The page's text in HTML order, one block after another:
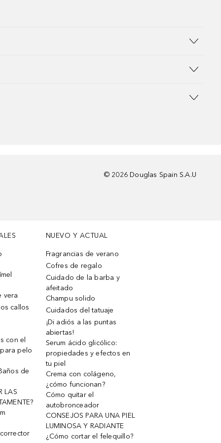
© 2026 Douglas Spain S.A.U
vera
callos
con el
pelo
de
LAS
NUEVO Y ACTUAL
Fragrancias de verano
Cofres de regalo
Cuidado de la barba y
afeitado
Champu solido
Cuidados del tatuaje
¡Di adiós a las puntas
abiertas!
Serum ácido glicólico:
propiedades y efectos en
tu piel
Crema con colágeno,
¿cómo funcionan?
Cómo quitar el
autobronceador
CONSEJOS PARA UNA PIEL
LUMINOSA Y RADIANTE
¿Cómo cortar el felequillo?